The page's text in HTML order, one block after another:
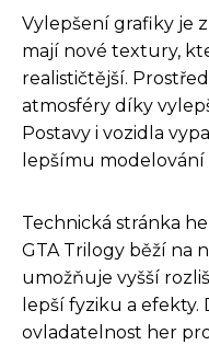
Vylepšení grafiky je
mají nové textury,
realističtější.
atmosféry díky
Postavy i vozidla
lepšímu modelování
Technická stránka
GTA Trilogy běží na
umožňuje vyšší
lepší fyziku a efekty.
ovladatelnost her